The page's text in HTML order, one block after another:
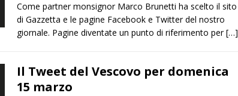
Come partner monsignor Marco Brunetti ha scelto il sito
di Gazzetta e le pagine Facebook e Twitter del nostro
giornale. Pagine diventate un punto di riferimento per[…]
Il Tweet del Vescovo per domenica
15 marzo